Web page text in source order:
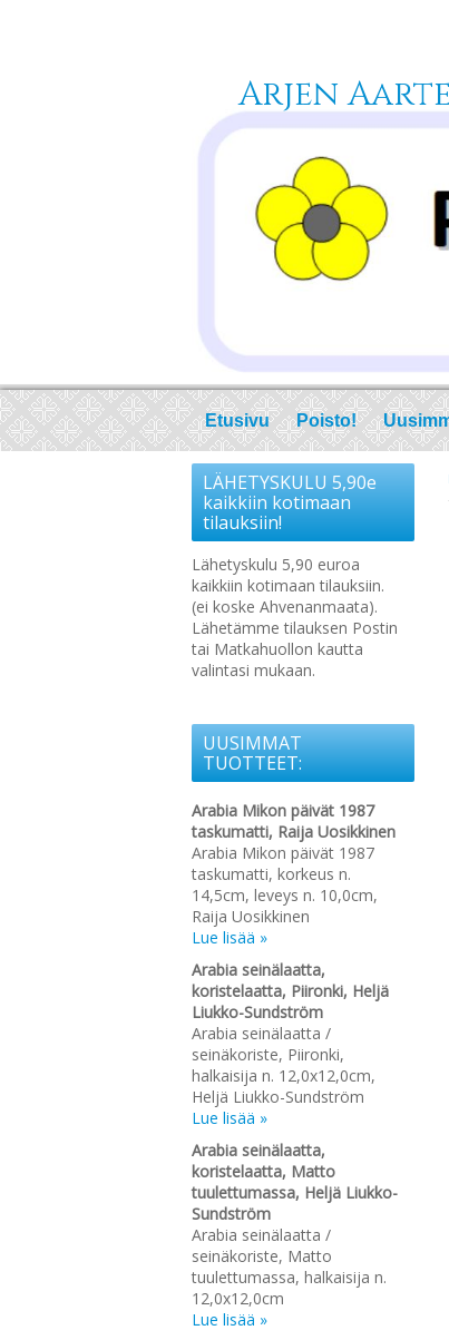
Arjen
Etusivu Poisto!
LÄHETYSKULU 5,90e
kaikkiin kotimaan
tilauksiin!
Lähetyskulu 5,90 euroa
kaikkiin kotimaan tilauksiin.
(ei koske Ahvenanmaata).
Lähetämme tilauksen Postin
tai Matkahuollon kautta
valintasi mukaan.
UUSIMMAT
TUOTTEET:
Arabia Mikon päivät 1987
taskumatti, Raija Uosikkinen
Arabia Mikon päivät 1987
taskumatti, korkeus n.
14,5cm, leveys n. 10,0cm,
Raija Uosikkinen
Lue lisää »
Arabia seinälaatta,
koristelaatta, Piironki, Heljä
Liukko-Sundström
Arabia seinälaatta /
seinäkoriste, Piironki,
halkaisija n. 12,0x12,0cm,
Heljä Liukko-Sundström
Lue lisää »
Arabia seinälaatta,
koristelaatta, Matto
tuulettumassa, Heljä Liukko-
Sundström
Arabia seinälaatta /
seinäkoriste, Matto
tuulettumassa, halkaisija n.
12,0x12,0cm
Lue lisää »